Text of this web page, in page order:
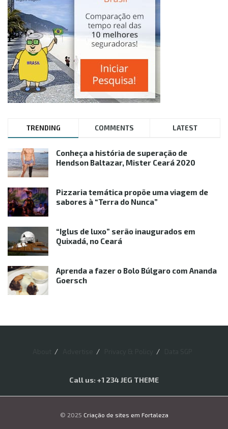
TRENDING COMMENTS LATEST
Conheça a história de superação de
Hendson Baltazar, Mister Ceará 2020
Pizzaria temática propõe uma viagem de
sabores à “Terra do Nunca”
“Iglus de luxo” serão inaugurados em
Quixadá, no Ceará
Aprenda a fazer o Bolo Búlgaro com Ananda
Goersch
Call us: +1 234 JEG THEME
© 2025 Criação de sites em Fortaleza